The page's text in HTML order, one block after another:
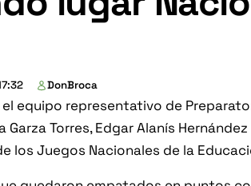
DonBroca
equipo representativo de
Garza Torres, Edgar Alanís
los Juegos Nacionales de la